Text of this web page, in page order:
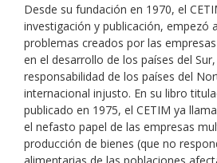
Desde su fundación en 1970, el
investigación y publicación, empezó
problemas creados por las
en el desarrollo de los países del
responsabilidad de los países del
internacional injusto. En su libro
publicado en 1975, el CETIM ya
el nefasto papel de las empresas
producción de bienes (que no
alimentarias de las poblaciones